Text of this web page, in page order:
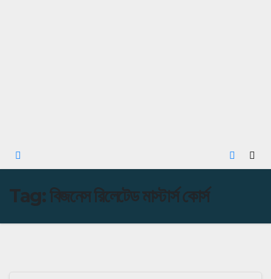
Tag:বিজনেস রিলেটেড মাস্টার্স কোর্স